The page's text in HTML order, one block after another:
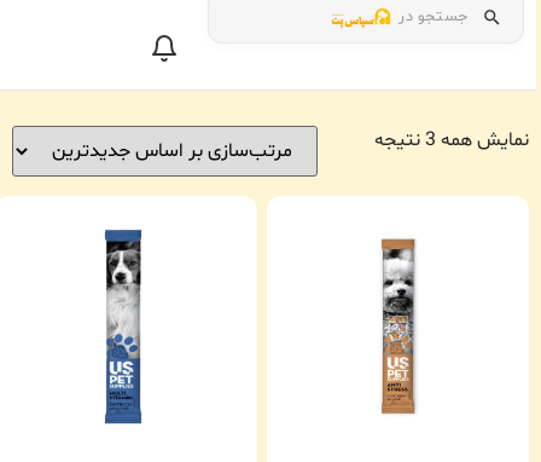
جستجو در
نمایش همه 3 نتیجه